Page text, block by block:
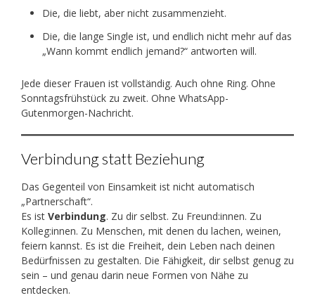
Die, die liebt, aber nicht zusammenzieht.
Die, die lange Single ist, und endlich nicht mehr auf das
„Wann kommt endlich jemand?“ antworten will.
Jede dieser Frauen ist vollständig. Auch ohne Ring. Ohne
Sonntagsfrühstück zu zweit. Ohne WhatsApp-
Gutenmorgen-Nachricht.
Verbindung statt Beziehung
Das Gegenteil von Einsamkeit ist nicht automatisch
„Partnerschaft“.
Es ist Verbindung. Zu dir selbst. Zu Freund:innen. Zu
Kolleg:innen. Zu Menschen, mit denen du lachen, weinen,
feiern kannst. Es ist die Freiheit, dein Leben nach deinen
Bedürfnissen zu gestalten. Die Fähigkeit, dir selbst genug zu
sein – und genau darin neue Formen von Nähe zu
entdecken.